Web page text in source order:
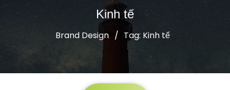
Kinh tế
Brand Design Tag: Kinh tế